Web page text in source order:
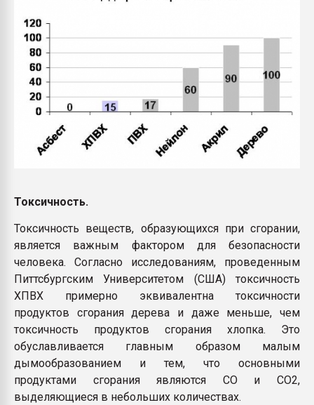
Токсичность.
Токсичность веществ, образующихся при сгорании,
является важным фактором для безопасности
человека. Согласно исследованиям, проведенным
Питтсбургским Университетом (США) токсичность
ХПВХ примерно эквивалентна токсичности
продуктов сгорания дерева и даже меньше, чем
токсичность продуктов сгорания хлопка. Это
обуславливается главным образом малым
дымообразованием и тем, что основными
продуктами сгорания являются CO и CO2,
выделяющиеся в небольших количествах.